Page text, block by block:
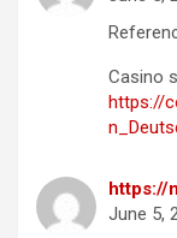
Casino
https://
https://
June 5,